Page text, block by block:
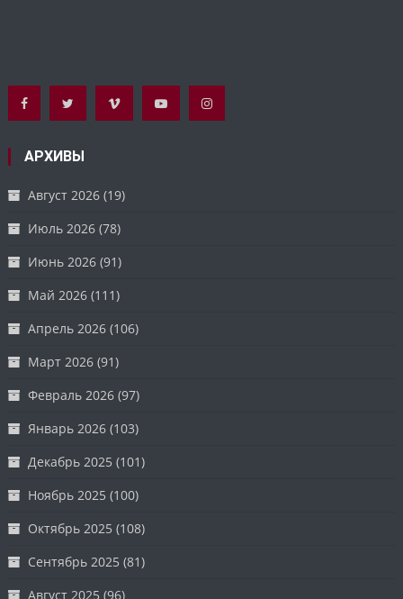
АРХИВЫ
Август 2026 (19)
Июль 2026 (78)
Июнь 2026 (91)
Май 2026 (111)
Апрель 2026 (106)
Март 2026 (91)
Февраль 2026 (97)
Январь 2026 (103)
Декабрь 2025 (101)
Ноябрь 2025 (100)
Октябрь 2025 (108)
Сентябрь 2025 (81)
Август 2025 (96)